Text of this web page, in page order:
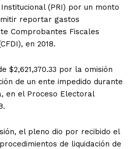
(PRI) por un monto
reportar gastos
Comprobantes Fiscales
en 2018.
$2,621,370.33 por la omisión
de un ente impedido durante
en el Proceso Electoral
el pleno dio por recibido el
de liquidación de